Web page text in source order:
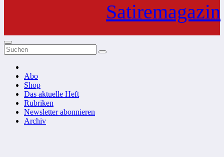
Satiremagazin
Abo
Shop
Das aktuelle Heft
Rubriken
Newsletter abonnieren
Archiv